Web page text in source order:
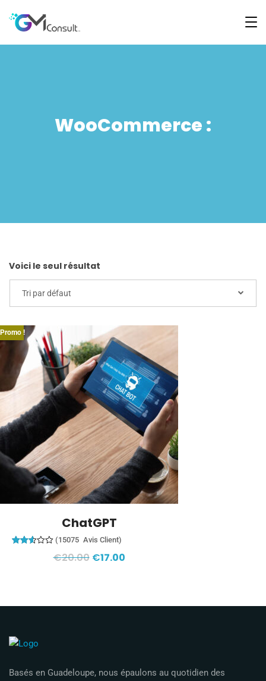
WooCommerce :
Voici le seul résultat
Tri par défaut
Promo !
ChatGPT
client
(15075 Avis Client)
€20.00 €17.00
Basés en Guadeloupe, nous épaulons au quotidien des